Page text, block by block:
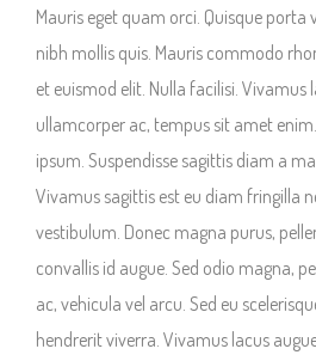
Mauris eget quam orci. Quisque porta
nibh mollis quis. Mauris commodo
et euismod elit. Nulla facilisi. Vivamus
ullamcorper ac, tempus sit amet
ipsum. Suspendisse sagittis diam a
Vivamus sagittis est eu diam fringilla
vestibulum. Donec magna purus,
convallis id augue. Sed odio magna,
ac, vehicula vel arcu. Sed eu
hendrerit viverra. Vivamus lacus